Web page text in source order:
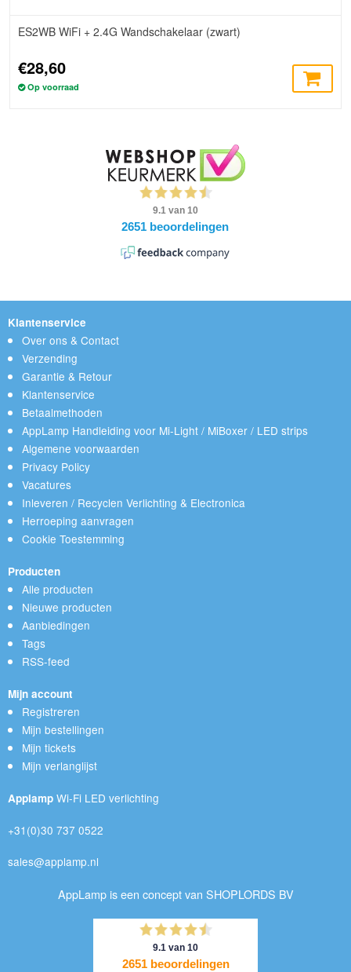
ES2WB WiFi + 2.4G Wandschakelaar (zwart)
€28,60
Op voorraad
Klantenservice
Over ons & Contact
Verzending
Garantie & Retour
Klantenservice
Betaalmethoden
AppLamp Handleiding voor Mi-Light / MiBoxer / LED strips
Algemene voorwaarden
Privacy Policy
Vacatures
Inleveren / Recyclen Verlichting & Electronica
Herroeping aanvragen
Cookie Toestemming
Producten
Alle producten
Nieuwe producten
Aanbiedingen
Tags
RSS-feed
Mijn account
Registreren
Mijn bestellingen
Mijn tickets
Mijn verlanglijst
Applamp Wi-Fi LED verlichting
+31(0)30 737 0522
sales@applamp.nl
AppLamp is een concept van SHOPLORDS BV